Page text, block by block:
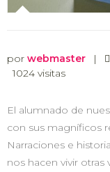
por webmaster |
1024 visitas
El alumnado de
con sus magníficos
Narraciones e
nos hacen vivir otras